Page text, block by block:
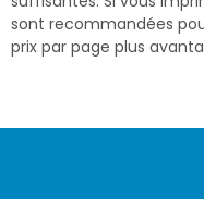
sont recommandées
prix par page plus